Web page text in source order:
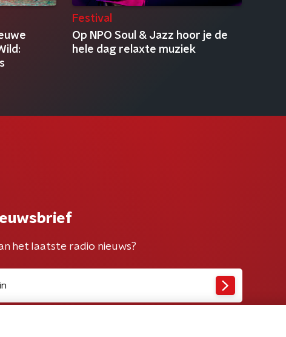
Festival
Op NPO Soul & Jazz hoor je de
hele dag relaxte muziek
het laatste radio nieuws?